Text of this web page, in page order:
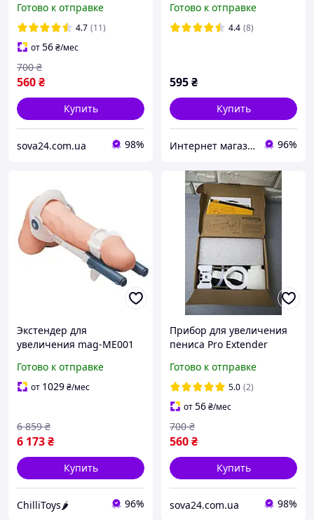
proExtender system
Помпа для эрекции
Готово к отправке
4.7 (11)
от56₴/мес
560₴
700 ₴
Купить
sova24.com.ua 98%
Тренажер для
увеличения полового
Готово к отправке
4.4 (8)
595₴
Купить
Интернет магазин ФЕЕРИЯ 96%
Экстендер для
увеличения mag-ME001
ремешковый, вес всего
65гр, прочный пласти
Готово к отправке
от 1029₴/мес
6 173₴
6 859 ₴
Купить
ChilliToys🌶️ 96%
Прибор для увеличения
пениса Pro Extender
Готово к отправке
5.0 (2)
от56₴/мес
560₴
700 ₴
Купить
sova24.com.ua 98%